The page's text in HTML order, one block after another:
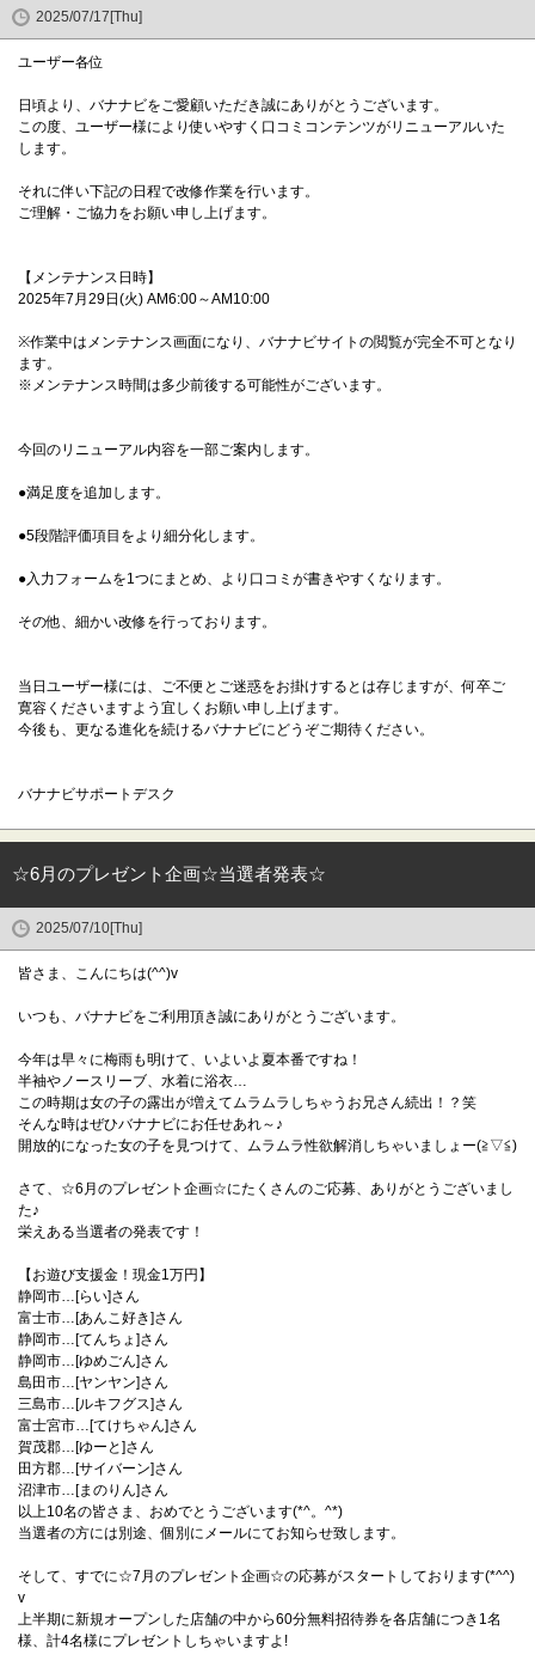
2025/07/17[Thu]
ユーザー各位
日頃より、バナナビをご愛顧いただき誠にありがとうございます。
この度、ユーザー様により使いやすく口コミコンテンツがリニューアルいた
します。
それに伴い下記の日程で改修作業を行います。
ご理解・ご協力をお願い申し上げます。
【メンテナンス日時】
2025年7月29日(火) AM6:00～AM10:00
※作業中はメンテナンス画面になり、バナナビサイトの閲覧が完全不可となり
ます。
※メンテナンス時間は多少前後する可能性がございます。
今回のリニューアル内容を一部ご案内します。
●満足度を追加します。
●5段階評価項目をより細分化します。
●入力フォームを1つにまとめ、より口コミが書きやすくなります。
その他、細かい改修を行っております。
当日ユーザー様には、ご不便とご迷惑をお掛けするとは存じますが、何卒ご
寛容くださいますよう宜しくお願い申し上げます。
今後も、更なる進化を続けるバナナビにどうぞご期待ください。
バナナビサポートデスク
☆6月のプレゼント企画☆当選者発表☆
2025/07/10[Thu]
皆さま、こんにちは(^^)v
いつも、バナナビをご利用頂き誠にありがとうございます。
今年は早々に梅雨も明けて、いよいよ夏本番ですね！
半袖やノースリーブ、水着に浴衣…
この時期は女の子の露出が増えてムラムラしちゃうお兄さん続出！？笑
そんな時はぜひバナナビにお任せあれ～♪
開放的になった女の子を見つけて、ムラムラ性欲解消しちゃいましょー(≧▽≦)
さて、☆6月のプレゼント企画☆にたくさんのご応募、ありがとうございまし
た♪
栄えある当選者の発表です！
【お遊び支援金！現金1万円】
静岡市…[らい]さん
富士市…[あんこ好き]さん
静岡市…[てんちょ]さん
静岡市…[ゆめごん]さん
島田市…[ヤンヤン]さん
三島市…[ルキフグス]さん
富士宮市…[てけちゃん]さん
賀茂郡…[ゆーと]さん
田方郡…[サイバーン]さん
沼津市…[まのりん]さん
以上10名の皆さま、おめでとうございます(*^。^*)
当選者の方には別途、個別にメールにてお知らせ致します。
そして、すでに☆7月のプレゼント企画☆の応募がスタートしております(*^^)
v
上半期に新規オープンした店舗の中から60分無料招待券を各店舗につき1名
様、計4名様にプレゼントしちゃいますよ!